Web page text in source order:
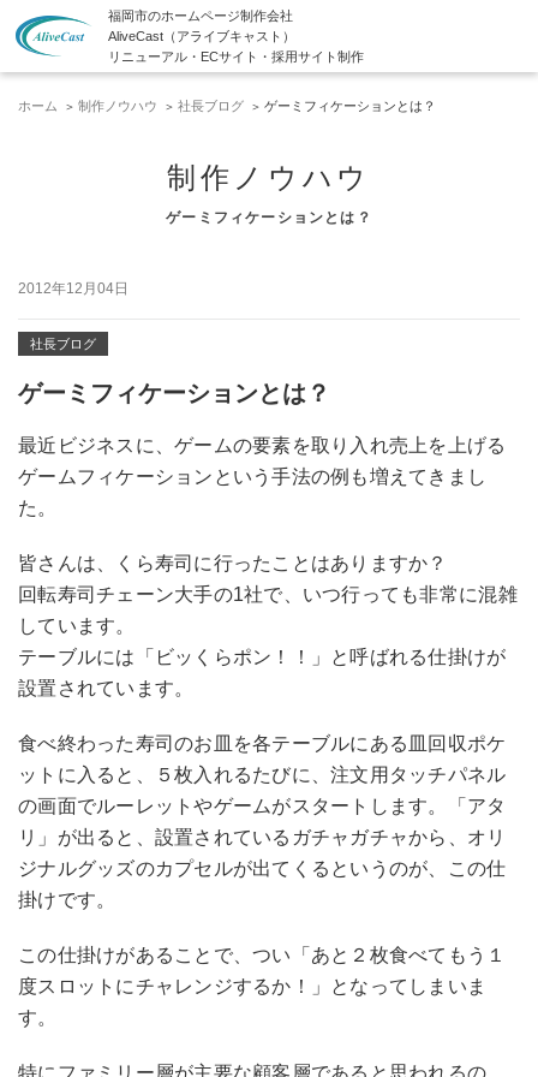
福岡市のホームページ制作会社
AliveCast（アライブキャスト）
リニューアル・ECサイト・採用サイト制作
ホーム 制作ノウハウ 社長ブログ ゲーミフィケーションとは？
制作ノウハウ
ゲーミフィケーションとは？
2012年12月04日
社長ブログ
ゲーミフィケーションとは？
最近ビジネスに、ゲームの要素を取り入れ売上を上げる
ゲームフィケーションという手法の例も増えてきまし
た。
皆さんは、くら寿司に行ったことはありますか？
回転寿司チェーン大手の1社で、いつ行っても非常に混雑
しています。
テーブルには「ビッくらポン！！」と呼ばれる仕掛けが
設置されています。
食べ終わった寿司のお皿を各テーブルにある皿回収ポケ
ットに入ると、５枚入れるたびに、注文用タッチパネル
の画面でルーレットやゲームがスタートします。「アタ
リ」が出ると、設置されているガチャガチャから、オリ
ジナルグッズのカプセルが出てくるというのが、この仕
掛けです。
この仕掛けがあることで、つい「あと２枚食べてもう１
度スロットにチャレンジするか！」となってしまいま
す。
特にファミリー層が主要な顧客層であると思われるの